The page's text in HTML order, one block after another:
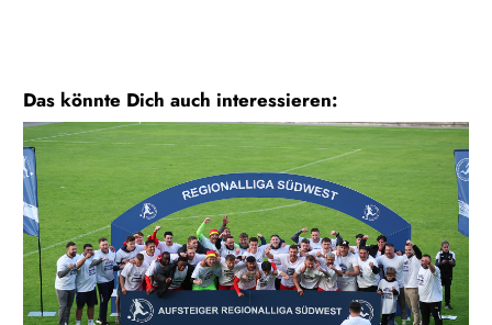
Das könnte Dich auch interessieren: